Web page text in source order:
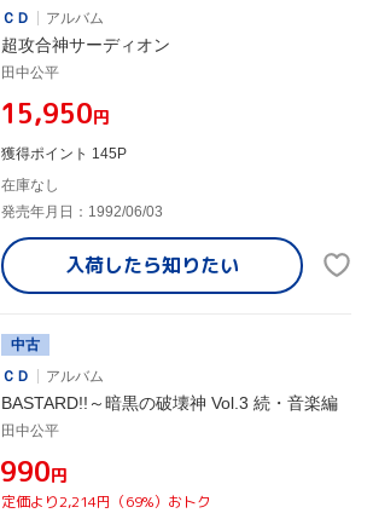
ＣＤ
アルバム
超攻合神サーディオン
田中公平
¥15,950円
獲得ポイント 145P
在庫なし
発売年月日：1992/06/03
入荷したら知りたい
中古
ＣＤ
アルバム
BASTARD!!～暗黒の破壊神 Vol.3 続・音楽編
田中公平
¥990円
定価より2,214円（69%）おトク